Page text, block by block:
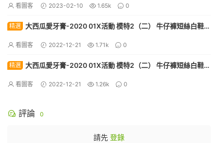
看圖客 2023-02-10 1.65k 0
精選 大西瓜愛牙膏-2020 01X活動 模特2（二） 牛仔褲短絲白鞋
看圖客 2022-12-21 1.71k 0
精選 大西瓜愛牙膏-2020 01X活動 模特2（二） 牛仔褲短絲白鞋
看圖客 2022-12-21 1.26k 0
評論 0
請先 登錄